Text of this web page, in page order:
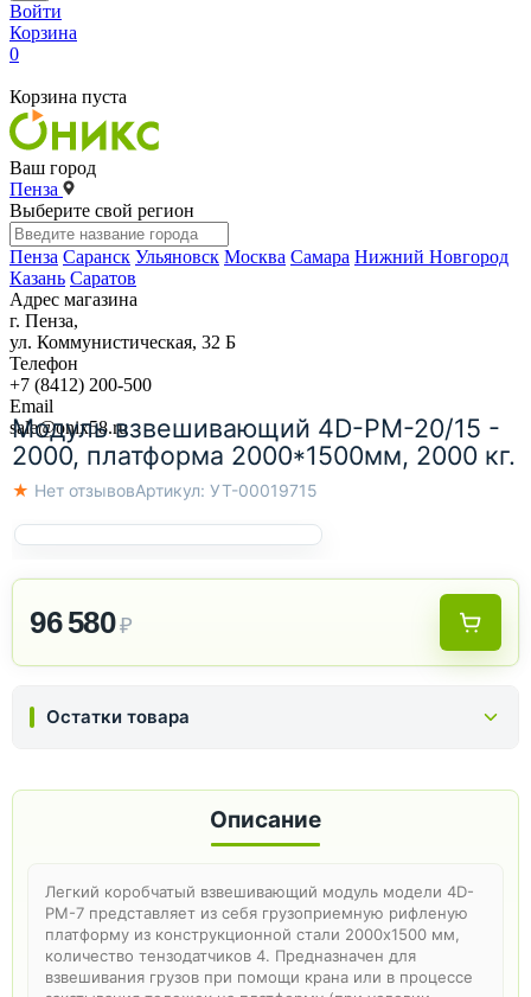
Войти
Корзина
0
Корзина пуста
Ваш город
Пенза
Выберите свой регион
Пенза Саранск Ульяновск Москва Самара Нижний Новгород
Казань Саратов
Адрес магазина
г. Пенза,
ул. Коммунистическая, 32 Б
Телефон
+7 (8412) 200-500
Email
sale@onix58.ru
Модуль взвешивающий 4D-PM-20/15 -
2000, платформа 2000*1500мм, 2000 кг.
★ Нет отзывовАртикул: УТ-00019715
96 580₽
Остатки товара
Описание
Легкий коробчатый взвешивающий модуль модели 4D-
PM-7 представляет из себя грузоприемную рифленую
платформу из конструкционной стали 2000х1500 мм,
количество тензодатчиков 4. Предназначен для
взвешивания грузов при помощи крана или в процессе